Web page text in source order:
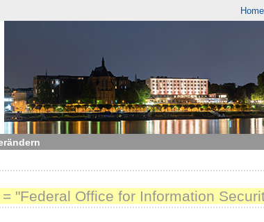
Home
"Federal Office for Information